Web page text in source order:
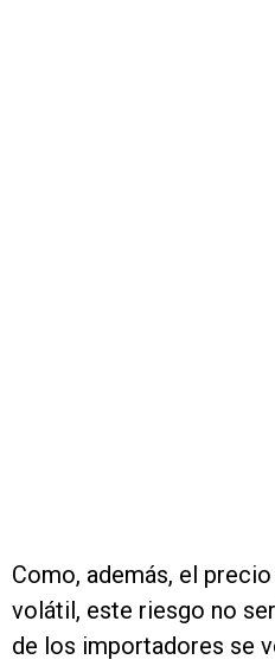
Como, además, el
volátil, este riesgo no
de los importadores se